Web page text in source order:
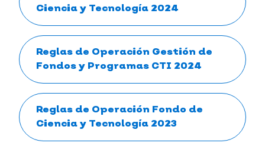
Ciencia y Tecnología 2024
Reglas de Operación Gestión de
Fondos y Programas CTI 2024
Reglas de Operación Fondo de
Ciencia y Tecnología 2023